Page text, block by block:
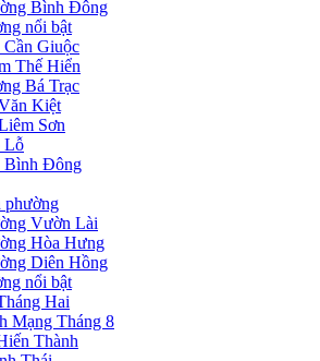
Bình Đông
nổi bật
Cần Giuộc
Thế Hiển
Bá Trạc
Kiệt
Sơn
Lỗ
Bình Đông
phường
Vườn Lài
Hòa Hưng
Diên Hồng
nổi bật
Hai
Mạng Tháng 8
Thành